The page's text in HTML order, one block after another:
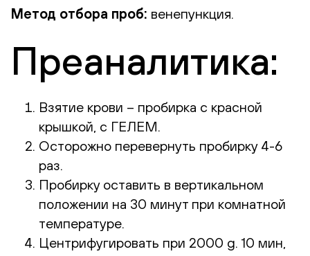
Метод отбора проб: венепункция.
Преаналитика:
Взятие крови – пробирка с красной
крышкой, с ГЕЛЕМ.
Осторожно перевернуть пробирку 4-6
раз.
Пробирку оставить в вертикальном
положении на 30 минут при комнатной
температуре.
Центрифугировать при 2000 g. 10 мин,